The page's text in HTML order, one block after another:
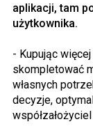
aplikacji, tam
użytkownika.
- Kupując
skompletować
własnych
decyzje,